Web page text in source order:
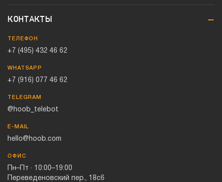
КОНТАКТЫ
ТЕЛЕФОН
+7 (495) 432 46 62
WHATSAPP
+7 (916) 077 46 62
TELEGRAM
@hoob_telebot
E-MAIL
hello@hoob.com
ОФИС
Пн–Пт · 10:00–19:00
Переведеновский пер., 18с6